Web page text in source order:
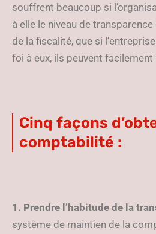
souffrent beaucoup si
à elle le niveau de
de la fiscalité, que si
foi à eux, ils peuvent
Cinq façons
comptabilité :
1. Prendre l’habitude de la
système de maintien de la